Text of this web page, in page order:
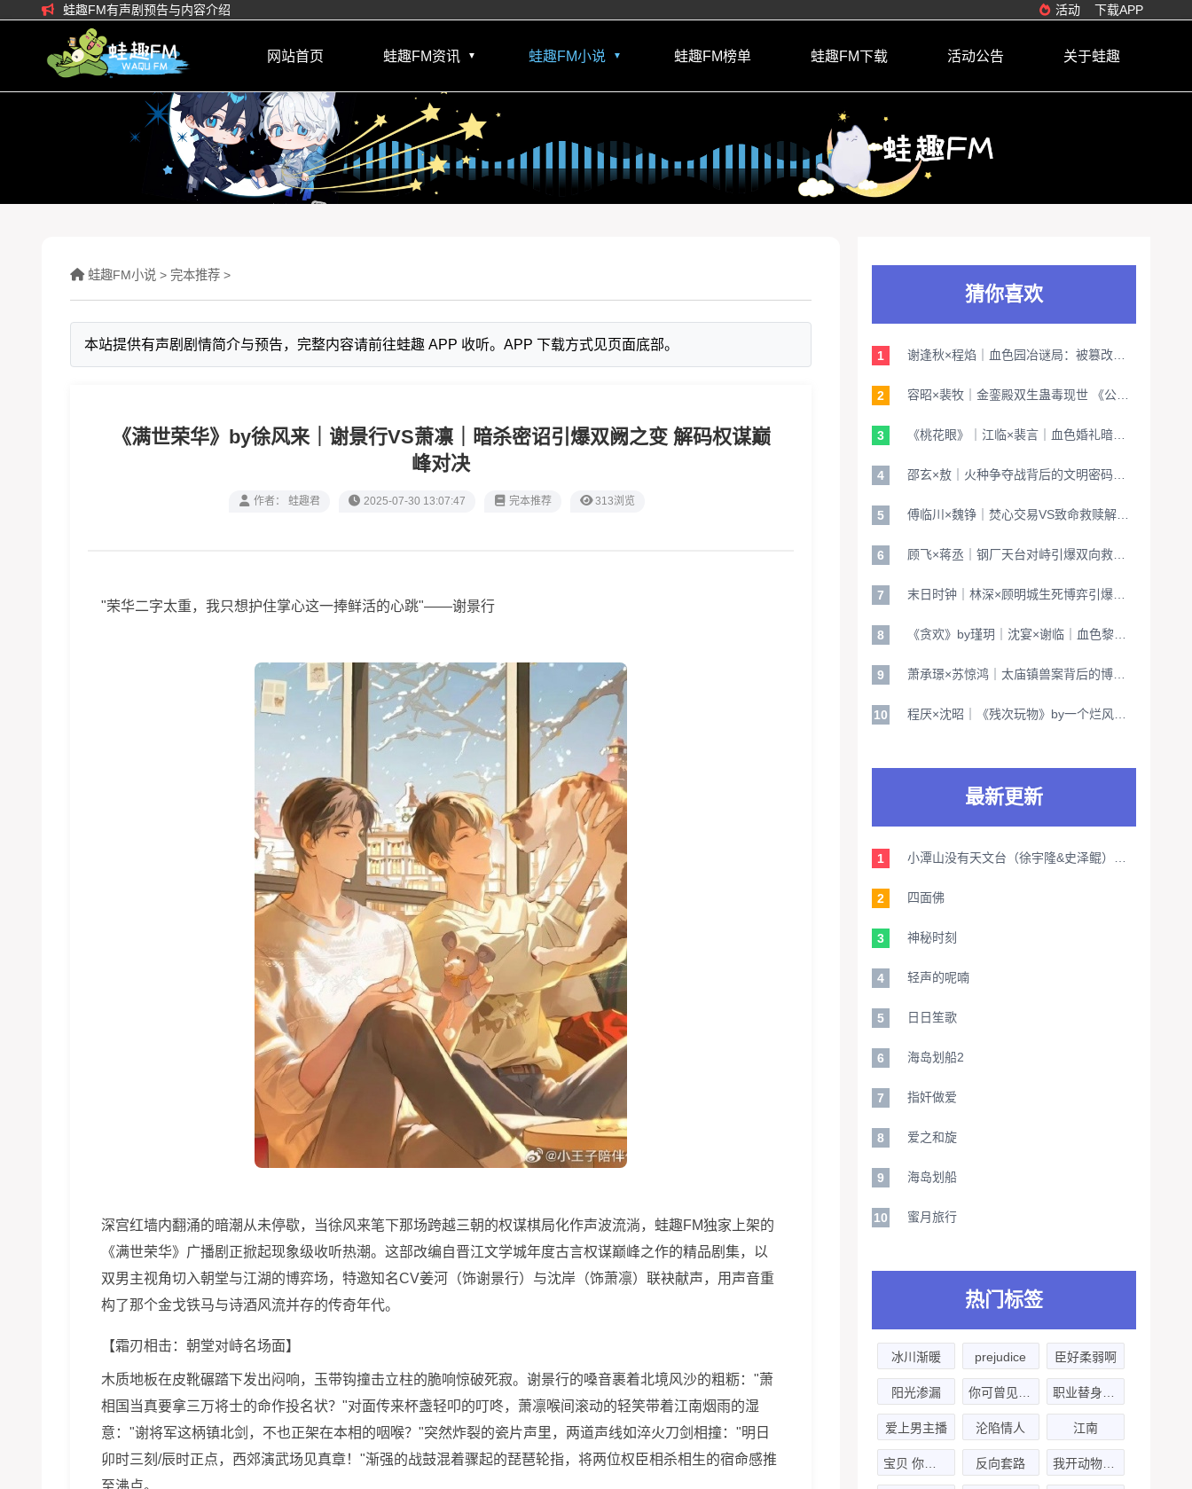
蛙趣FM有声剧预告与内容介绍 活动 下载APP
网站首页 蛙趣FM资讯 ▼ 蛙趣FM小说 ▼ 蛙趣FM榜单 蛙趣FM下载 活动公告 关于蛙趣
蛙趣FM小说 > 完本推荐 >
本站提供有声剧剧情简介与预告，完整内容请前往蛙趣 APP 收听。APP 下载方式见页面底部。
《满世荣华》by徐风来｜谢景行VS萧凛｜暗杀密诏引爆双阙之变 解码权谋巅
峰对决
作者： 蛙趣君 2025-07-30 13:07:47 完本推荐 313浏览
"荣华二字太重，我只想护住掌心这一捧鲜活的心跳"——谢景行
深宫红墙内翻涌的暗潮从未停歇，当徐风来笔下那场跨越三朝的权谋棋局化作声波流淌，蛙趣FM独家上架的
《满世荣华》广播剧正掀起现象级收听热潮。这部改编自晋江文学城年度古言权谋巅峰之作的精品剧集，以
双男主视角切入朝堂与江湖的博弈场，特邀知名CV姜河（饰谢景行）与沈岸（饰萧凛）联袂献声，用声音重
构了那个金戈铁马与诗酒风流并存的传奇年代。
【霜刃相击：朝堂对峙名场面】
木质地板在皮靴碾踏下发出闷响，玉带钩撞击立柱的脆响惊破死寂。谢景行的嗓音裹着北境风沙的粗粝："萧
相国当真要拿三万将士的命作投名状？"对面传来杯盏轻叩的叮咚，萧凛喉间滚动的轻笑带着江南烟雨的湿
意："谢将军这柄镇北剑，不也正架在本相的咽喉？"突然炸裂的瓷片声里，两道声线如淬火刀剑相撞："明日
卯时三刻/辰时正点，西郊演武场见真章！"渐强的战鼓混着骤起的琵琶轮指，将两位权臣相杀相生的宿命感推
至沸点。
猜你喜欢
1
2
3
4
5
6
7
8
9
10
最新更新
1
2 四面佛
3 神秘时刻
4 轻声的呢喃
5 日日笙歌
6 海岛划船2
7 指奸做爱
8 爱之和旋
9 海岛划船
10 蜜月旅行
热门标签
冰川渐暖 prejudice 臣好柔弱啊
阳光渗漏
爱上男主播 沦陷情人 江南
反向套路